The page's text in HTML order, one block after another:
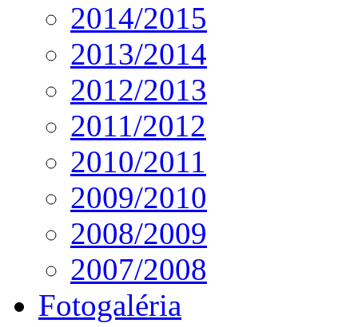
2014/2015
2013/2014
2012/2013
2011/2012
2010/2011
2009/2010
2008/2009
2007/2008
Fotogaléria